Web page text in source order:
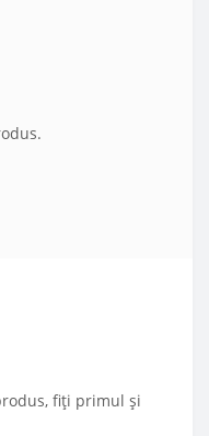
fiți primul și